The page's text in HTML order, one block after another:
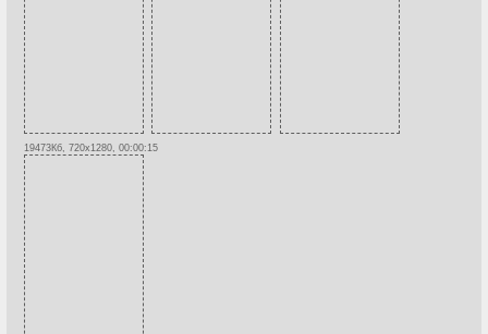
19473Кб, 720x1280, 00:00:15